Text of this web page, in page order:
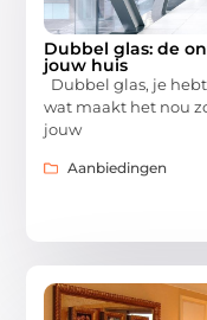
Dubbel glas: de
jouw huis
Dubbel glas, je
wat maakt het nou
jouw
Aanbiedingen